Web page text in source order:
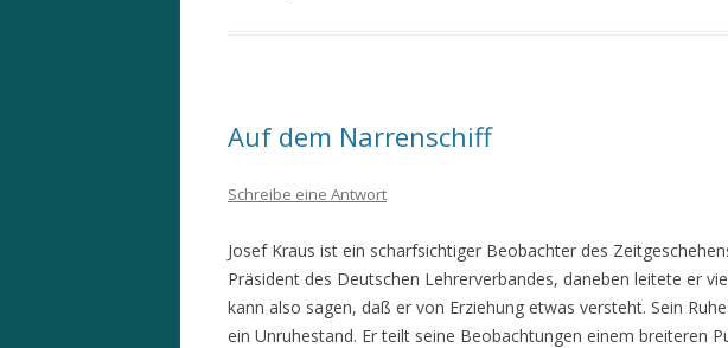
Auf dem Narrenschiff
Schreibe eine Antwort
Josef Kraus ist ein scharfsichtiger Beobachter des
Präsident des Deutschen Lehrerverbandes, daneben leitete er
kann also sagen, daß er von Erziehung etwas versteht. Sein
ein Unruhestand. Er teilt seine Beobachtungen einem breiteren